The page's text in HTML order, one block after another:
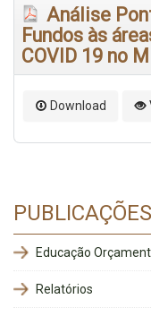
Análise
Fundos às
COVID 19 no
Download
PUBLICAÇÕES
Educação
Relatórios